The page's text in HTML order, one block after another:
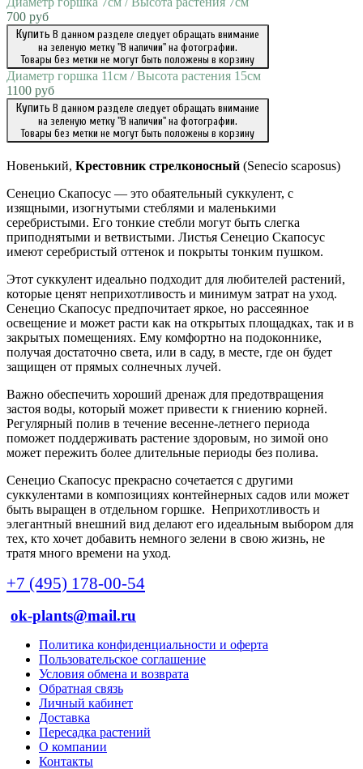
700 руб
Купить В данном разделе следует обращать внимание
на зеленую метку "В наличии" на фотографии.
Товары без метки не могут быть положены в корзину
Диаметр горшка 11см / Высота растения 15см
1100 руб
Купить В данном разделе следует обращать внимание
на зеленую метку "В наличии" на фотографии.
Товары без метки не могут быть положены в корзину
Новенький, Крестовник стрелконосный (Senecio scaposus)
Сенецио Скапосус — это обаятельный суккулент, с
изящными, изогнутыми стеблями и маленькими
серебристыми. Его тонкие стебли могут быть слегка
приподнятыми и ветвистыми. Листья Сенецио Скапосус
имеют серебристый оттенок и покрыты тонким пушком.
Этот суккулент идеально подходит для любителей растений,
которые ценят неприхотливость и минимум затрат на уход.
Сенецио Скапосус предпочитает яркое, но рассеянное
освещение и может расти как на открытых площадках, так и в
закрытых помещениях. Ему комфортно на подоконнике,
получая достаточно света, или в саду, в месте, где он будет
защищен от прямых солнечных лучей.
Важно обеспечить хороший дренаж для предотвращения
застоя воды, который может привести к гниению корней.
Регулярный полив в течение весенне-летнего периода
поможет поддерживать растение здоровым, но зимой оно
может пережить более длительные периоды без полива.
Сенецио Скапосус прекрасно сочетается с другими
суккулентами в композициях контейнерных садов или может
быть выращен в отдельном горшке. Неприхотливость и
элегантный внешний вид делают его идеальным выбором для
тех, кто хочет добавить немного зелени в свою жизнь, не
тратя много времени на уход.
+7 (495) 178-00-54
ok-plants@mail.ru
Политика конфиденциальности и оферта
Пользовательское соглашение
Условия обмена и возврата
Обратная связь
Личный кабинет
Доставка
Пересадка растений
О компании
Контакты